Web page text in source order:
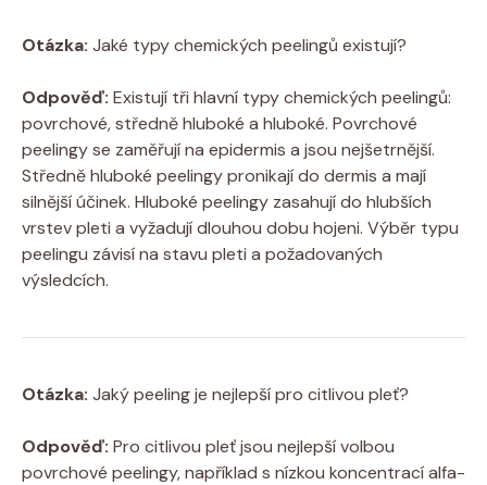
Otázka: Jaké typy chemických peelingů existují?
Odpověď: Existují tři hlavní typy chemických peelingů:
povrchové, středně hluboké a hluboké. Povrchové
peelingy se zaměřují na epidermis a jsou nejšetrnější.
Středně hluboké peelingy pronikají do dermis a mají
silnější účinek. Hluboké peelingy zasahují do hlubších
vrstev pleti a vyžadují dlouhou dobu hojeni. Výběr typu
peelingu závisí na stavu pleti a požadovaných
výsledcích.
Otázka: Jaký peeling je nejlepší pro citlivou pleť?
Odpověď: Pro citlivou pleť jsou nejlepší volbou
povrchové peelingy, například s nízkou koncentrací alfa-